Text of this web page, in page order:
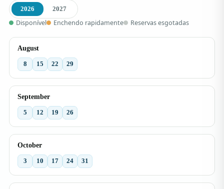
2026 2027
Disponível Enchendo rapidamente Reservas esgotadas
August
8 15 22 29
September
5 12 19 26
October
3 10 17 24 31